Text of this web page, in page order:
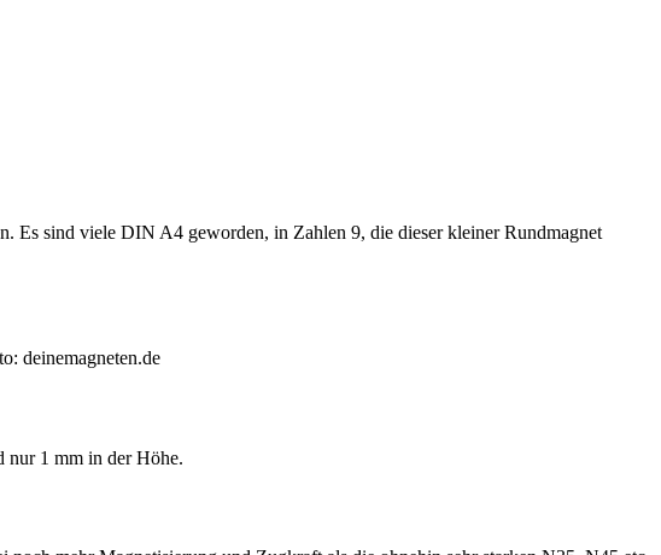
Es sind viele DIN A4 geworden, in Zahlen 9, die dieser kleiner Rundmagnet
deinemagneten.de
nur 1 mm in der Höhe.